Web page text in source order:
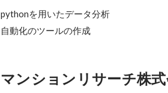
pythonを用いたデータ分析
自動化のツールの作成
マンションリサーチ株